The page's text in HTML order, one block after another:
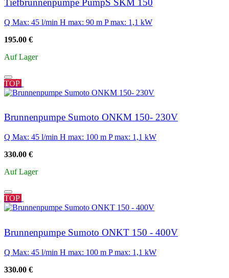
Tiefbrunnenpumpe PumpS SKM 150
Q Max: 45 l/min H max: 90 m P max: 1,1 kW
195.00 €
Auf Lager
TOP
Brunnenpumpe Sumoto ONKM 150- 230V
Q Max: 45 l/min H max: 100 m P max: 1,1 kW
330.00 €
Auf Lager
TOP
Brunnenpumpe Sumoto ONKT 150 - 400V
Q Max: 45 l/min H max: 100 m P max: 1,1 kW
330.00 €